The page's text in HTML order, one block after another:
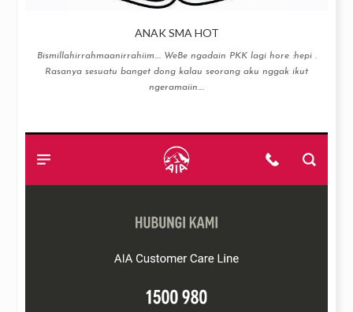
ANAK SMA HOT
Bismillahirrahmaanirrahiim…. WeBe ngadain PKK lagi hore :hepi .
Rasanya sesuatu banget dong kalau seorang aku nggak ikut
ngeramaiin....